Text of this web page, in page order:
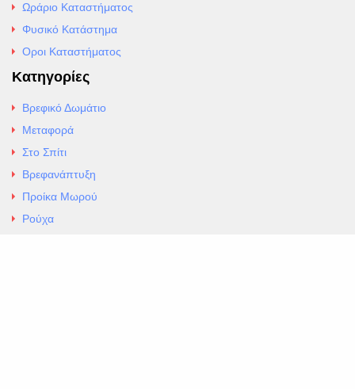
Ωράριο Καταστήματος
Φυσικό Κατάστημα
Οροι Καταστήματος
Κατηγορίες
Βρεφικό Δωμάτιο
Μεταφορά
Στο Σπίτι
Βρεφανάπτυξη
Προίκα Μωρού
Ρούχα